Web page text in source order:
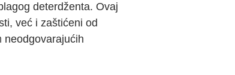
deterdženta. Ovaj
već i zaštićeni od
neodgovarajućih